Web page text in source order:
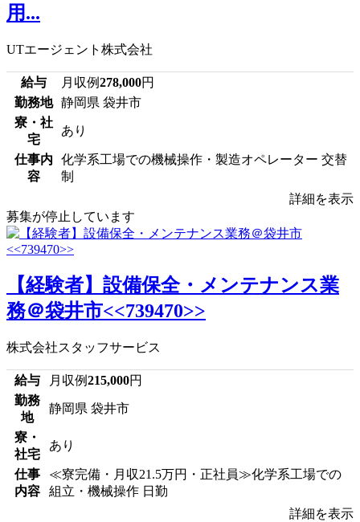
用...
UTエージェント株式会社
給与 月収例278,000円
勤務地
静岡県 袋井市
寮・社
宅
あり
仕事内
容
化学系工場での機械操作・製造オペレーター 交替
制
詳細を表示
募集が停止しています
【経験者】設備保全・メンテナンス業
務＠袋井市<<739470>>
株式会社スタッフサービス
給与 月収例215,000円
勤務
地
静岡県 袋井市
寮・
社宅
あり
仕事
内容
≪寮完備・月収21.5万円・正社員≫化学系工場での
組立・機械操作 日勤
詳細を表示